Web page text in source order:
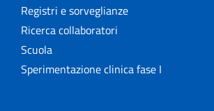
Registri e sorveglianze
Ricerca collaboratori
Scuola
Sperimentazione clinica fase I